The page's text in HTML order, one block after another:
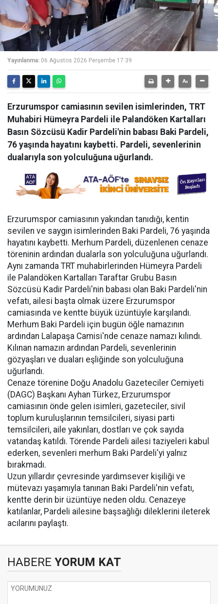
Yayınlanma: 06 Ağustos 2026 Perşembe 17:39
Erzurumspor camiasının sevilen isimlerinden, TRT
Muhabiri Hümeyra Pardeli ile Palandöken Kartalları
Basın Sözcüsü Kadir Pardeli'nin babası Baki Pardeli,
76 yaşında hayatını kaybetti. Pardeli, sevenlerinin
dualarıyla son yolculuğuna uğurlandı.
Erzurumspor camiasının yakından tanıdığı, kentin
sevilen ve saygın isimlerinden Baki Pardeli, 76 yaşında
hayatını kaybetti. Merhum Pardeli, düzenlenen cenaze
töreninin ardından dualarla son yolculuğuna uğurlandı.
Aynı zamanda TRT muhabirlerinden Hümeyra Pardeli
ile Palandöken Kartalları Taraftar Grubu Basın
Sözcüsü Kadir Pardeli'nin babası olan Baki Pardeli'nin
vefatı, ailesi başta olmak üzere Erzurumspor
camiasında ve kentte büyük üzüntüyle karşılandı.
Merhum Baki Pardeli için bugün öğle namazının
ardından Lalapaşa Camisi'nde cenaze namazı kılındı.
Kılınan namazın ardından Pardeli, sevenlerinin
gözyaşları ve duaları eşliğinde son yolculuğuna
uğurlandı.
Cenaze törenine Doğu Anadolu Gazeteciler Cemiyeti
(DAGC) Başkanı Ayhan Türkez, Erzurumspor
camiasının önde gelen isimleri, gazeteciler, sivil
toplum kuruluşlarının temsilcileri, siyasi parti
temsilcileri, aile yakınları, dostları ve çok sayıda
vatandaş katıldı. Törende Pardeli ailesi taziyeleri kabul
ederken, sevenleri merhum Baki Pardeli'yi yalnız
bırakmadı.
Uzun yıllardır çevresinde yardımsever kişiliği ve
mütevazı yaşamıyla tanınan Baki Pardeli'nin vefatı,
kentte derin bir üzüntüye neden oldu. Cenazeye
katılanlar, Pardeli ailesine başsağlığı dileklerini ileterek
acılarını paylaştı.
HABERE YORUM KAT